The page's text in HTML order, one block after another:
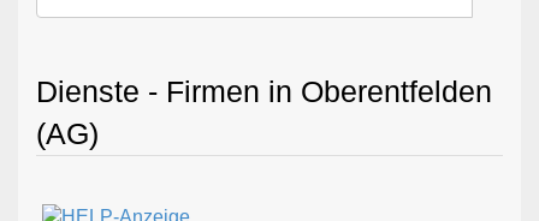
Dienste - Firmen in Oberentfelden
(AG)